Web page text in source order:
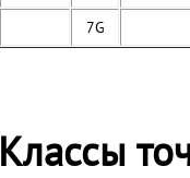
7G
Классы